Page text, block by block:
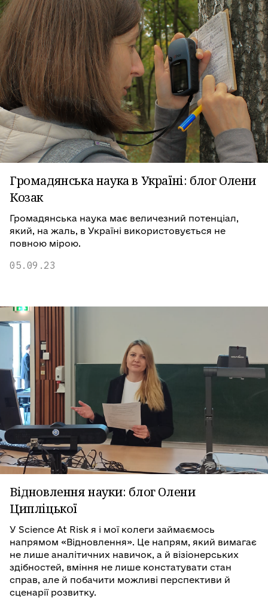
Громадянська наука в Україні: блог Олени
Козак
Громадянська наука має величезний потенціал,
який, на жаль, в Україні використовується не
повною мірою.
05.09.23
Відновлення науки: блог Олени
Ципліцької
У Science At Risk я і мої колеги займаємось
напрямом «Відновлення». Це напрям, який вимагає
не лише аналітичних навичок, а й візіонерських
здібностей, вміння не лише констатувати стан
справ, але й побачити можливі перспективи й
сценарії розвитку.